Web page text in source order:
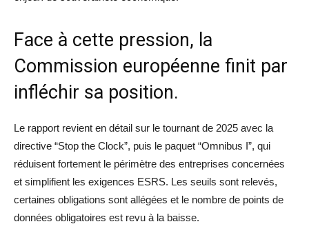
Face à cette pression, la
Commission européenne finit par
infléchir sa position.
Le rapport revient en détail sur le tournant de 2025 avec la
directive “Stop the Clock”, puis le paquet “Omnibus I”, qui
réduisent fortement le périmètre des entreprises concernées
et simplifient les exigences ESRS. Les seuils sont relevés,
certaines obligations sont allégées et le nombre de points de
données obligatoires est revu à la baisse.